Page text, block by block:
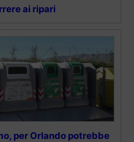
ai ripari
per Orlando potrebbe